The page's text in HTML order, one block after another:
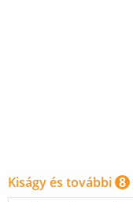
Kiságy és további 8